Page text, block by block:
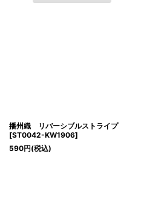
播州織 リバーシブルストライプ
[ST0042-KW1906]
590円(税込)